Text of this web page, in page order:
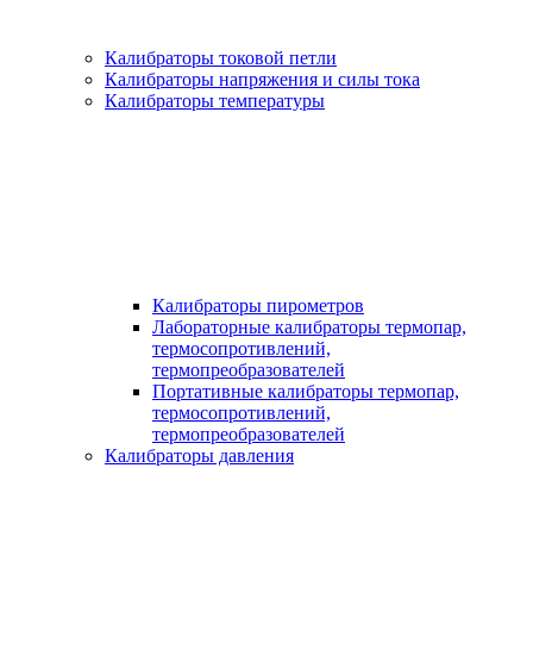
Калибраторы токовой петли
Калибраторы напряжения и силы тока
Калибраторы температуры
Калибраторы пирометров
Лабораторные калибраторы термопар,
термосопротивлений,
термопреобразователей
Портативные калибраторы термопар,
термосопротивлений,
термопреобразователей
Калибраторы давления